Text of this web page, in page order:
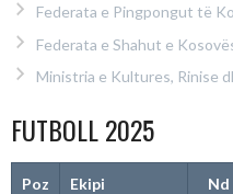
Federata e Pingpongut të
Federata e Shahut e
Ministria e Kultures, Rinise
FUTBOLL 2025
Poz Ekipi Nd